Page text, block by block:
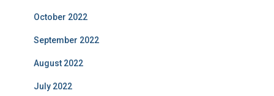
October 2022
September 2022
August 2022
July 2022